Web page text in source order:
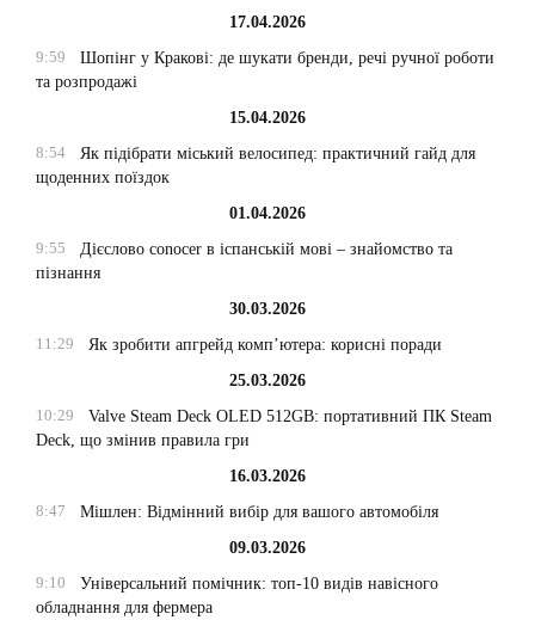
17.04.2026
9:59
Шопінг у Кракові: де шукати бренди, речі ручної роботи
та розпродажі
15.04.2026
8:54
Як підібрати міський велосипед: практичний гайд для
щоденних поїздок
01.04.2026
9:55
Дієслово conocer в іспанській мові – знайомство та
пізнання
30.03.2026
11:29
Як зробити апгрейд комп’ютера: корисні поради
25.03.2026
10:29
Valve Steam Deck OLED 512GB: портативний ПК Steam
Deck, що змінив правила гри
16.03.2026
8:47
Мішлен: Відмінний вибір для вашого автомобіля
09.03.2026
9:10
Універсальний помічник: топ-10 видів навісного
обладнання для фермера